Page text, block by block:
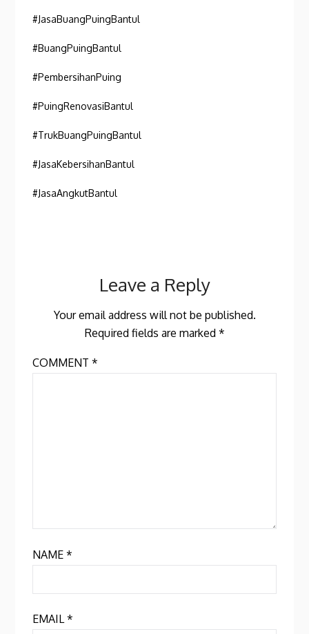
#JasaBuangPuingBantul
#BuangPuingBantul
#PembersihanPuing
#PuingRenovasiBantul
#TrukBuangPuingBantul
#JasaKebersihanBantul
#JasaAngkutBantul
Leave a Reply
Your email address will not be published.
Required fields are marked *
COMMENT*
NAME*
EMAIL*